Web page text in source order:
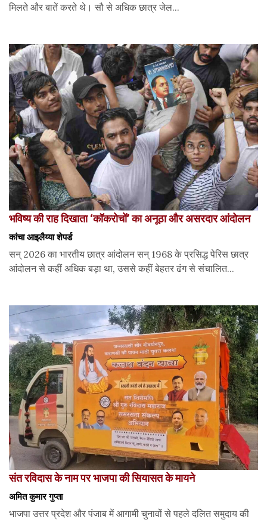
मिलते और बातें करते थे। सौ से अधिक छात्र जेल...
भविष्य की राह दिखाता ‘कॉकरोचों’ का अनूठा और असरदार आंदोलन
कांचा आइलैय्या शेपर्ड
सन् 2026 का भारतीय छात्र आंदोलन सन् 1968 के प्रसिद्ध पेरिस छात्र
आंदोलन से कहीं अधिक बड़ा था, उससे कहीं बेहतर ढंग से संचालित...
संत रविदास के नाम पर भाजपा की सियासत के मायने
अमित कुमार गुप्ता
भाजपा उत्तर प्रदेश और पंजाब में आगामी चुनावों से पहले दलित समुदाय की